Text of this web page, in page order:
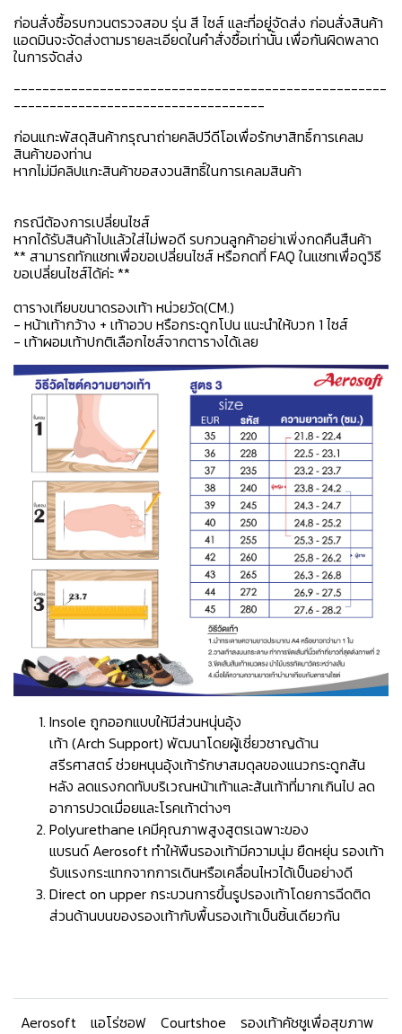
ก่อนสั่งซื้อรบกวนตรวจสอบ รุ่น สี ไซส์ และที่อยู่จัดส่ง ก่อนสั่งสินค้า
แอดมินจะจัดส่งตามรายละเอียดในคำสั่งซื้อเท่านั้น เพื่อกันผิดพลาด
ในการจัดส่ง
----------------------------------------------------
-----------------------------------
ก่อนแกะพัสดุสินค้ากรุณาถ่ายคลิปวีดีโอเพื่อรักษาสิทธิ์การเคลม
สินค้าของท่าน
หากไม่มีคลิปแกะสินค้าขอสงวนสิทธิ์ในการเคลมสินค้า
กรณีต้องการเปลี่ยนไซส์
หากได้รับสินค้าไปแล้วใส่ไม่พอดี รบกวนลูกค้าอย่าเพิ่งกดคืนสืนค้า
** สามารถทักแชทเพื่อขอเปลี่ยนไซส์ หรือกดที่ FAQ ในแชทเพื่อดูวิธี
ขอเปลี่ยนไซส์ได้ค่ะ **
ตารางเทียบขนาดรองเท้า หน่วยวัด(CM.)
- หน้าเท้ากว้าง + เท้าอวบ หรือกระดูกโปน แนะนำให้บวก 1 ไซส์
- เท้าผอมเท้าปกติเลือกไซส์จากตารางได้เลย
Insole ถูกออกแบบให้มีส่วนหนุ่นอุ้ง
เท้า (Arch Support) พัฒนาโดยผู้เชี่ยวชาญด้าน
สรีรศาสตร์ ช่วยหนุนอุ้งเท้ารักษาสมดุลของแนวกระดูกสัน
หลัง ลดแรงกดทับบริเวณหน้าเท้าและส้นเท้าที่มากเกินไป ลด
อาการปวดเมื่อยและโรคเท้าต่างๆ
Polyurethane เคมีคุณภาพสูงสูตรเฉพาะของ
แบรนด์ Aerosoft ทำให้พืนรองเท้ามีความนุ่ม ยืดหยุ่น รองเท้า
รับแรงกระแทกจากการเดินหรือเคลื่อนไหวได้เป็นอย่างดี
Direct on upper กระบวนการขึ้นรูปรองเท้าโดยการฉีดติด
ส่วนด้านบนของรองเท้ากับพื้นรองเท้าเป็นชิ้นเดียวกัน
Aerosoft แอโร่ซอฟ Courtshoe
รองเท้าคัชชูเพื่อสุขภาพ